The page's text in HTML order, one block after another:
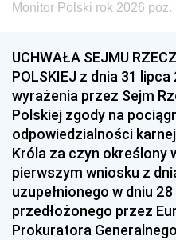
Monitor Polski rok 2026 poz.
UCHWAŁA SEJMU
POLSKIEJ z dnia 31
wyrażenia przez Sejm
Polskiej zgody na
odpowiedzialności
Króla za czyn określony
pierwszym wniosku z
uzupełnionego w dniu
przedłożonego przez
Prokuratora Generalnego